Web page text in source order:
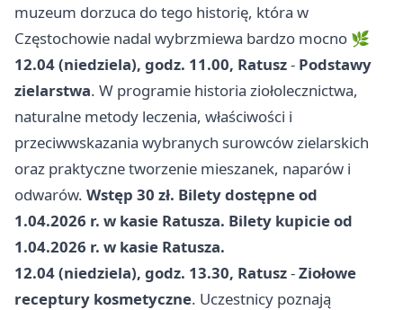
muzeum dorzuca do tego historię, która w
Częstochowie nadal wybrzmiewa bardzo mocno 🌿
12.04 (niedziela), godz. 11.00, Ratusz- Podstawy
zielarstwa. W programie historia ziołolecznictwa,
naturalne metody leczenia, właściwości i
przeciwwskazania wybranych surowców zielarskich
oraz praktyczne tworzenie mieszanek, naparów i
odwarów. Wstęp 30 zł. Bilety dostępne od
1.04.2026 r. w kasie Ratusza. Bilety kupicie od
1.04.2026 r. w kasie Ratusza.
12.04 (niedziela), godz. 13.30, Ratusz-Ziołowe
receptury kosmetyczne. Uczestnicy poznają